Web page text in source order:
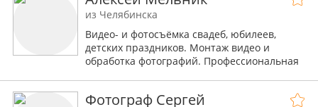
из Челябинска
Видео- и фотосъёмка свадеб, юбилеев,
детских праздников. Монтаж видео и
обработка фотографий. Профессиональная
Фотограф Сергей